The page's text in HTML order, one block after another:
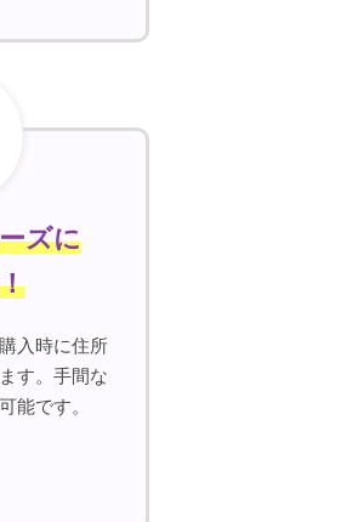
ズに
入時に住所
す。手間な
能です。